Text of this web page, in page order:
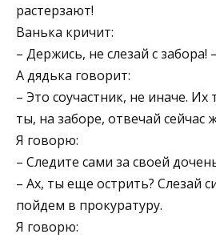
растерзают!
Ванька кричит:
– Держись, не слезай с забора!
А дядька говорит:
– Это соучастник, не иначе. Их
ты, на заборе, отвечай сейчас
Я говорю:
– Следите сами за своей
– Ах, ты еще острить? Слезай
пойдем в прокуратуру.
Я говорю: